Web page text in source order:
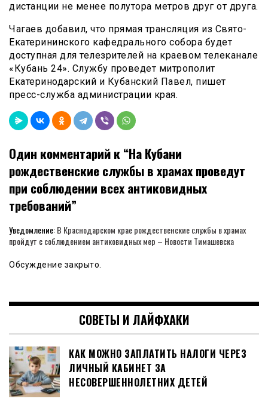
дистанции не менее полутора метров друг от друга.
Чагаев добавил, что прямая трансляция из Свято-
Екатерининского кафедрального собора будет
доступная для телезрителей на краевом телеканале
«Кубань 24». Службу проведет митрополит
Екатеринодарский и Кубанский Павел, пишет
пресс-служба администрации края.
Один комментарий к “На Кубани
рождественские службы в храмах проведут
при соблюдении всех антиковидных
требований”
Уведомление:В Краснодарском крае рождественские службы в храмах
пройдут с соблюдением антиковидных мер – Новости Тимашевска
Обсуждение закрыто.
СОВЕТЫ И ЛАЙФХАКИ
КАК МОЖНО ЗАПЛАТИТЬ НАЛОГИ ЧЕРЕЗ
ЛИЧНЫЙ КАБИНЕТ ЗА
НЕСОВЕРШЕННОЛЕТНИХ ДЕТЕЙ